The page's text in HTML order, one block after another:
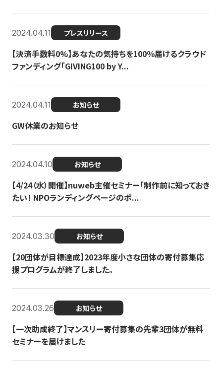
2024.04.11 プレスリリース
【決済手数料0%】あなたの気持ちを100％届けるクラウド
ファンディング「GIVING100 by Y...
2024.04.11 お知らせ
GW休業のお知らせ
2024.04.10 お知らせ
【4/24（水）開催】nuweb主催セミナー「制作前に知っておき
たい！ NPOランディングページのポ...
2024.03.30 お知らせ
【20団体が目標達成】2023年度小さな団体の寄付募集応
援プログラムが終了しました。
2024.03.26 お知らせ
【一次助成終了】マンスリー寄付募集の先輩3団体が無料
セミナーを届けました